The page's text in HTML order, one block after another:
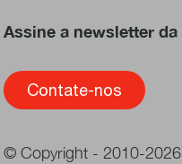
Assine a newsletter
Contate-nos
© Copyright - 2010-